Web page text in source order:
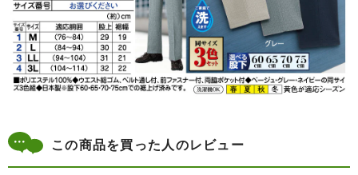
この商品を買った人のレビュー